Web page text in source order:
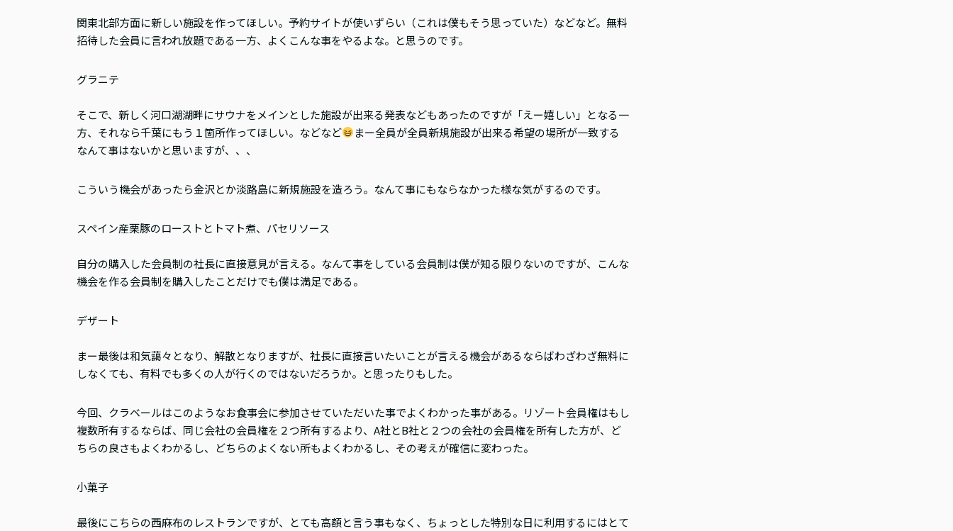
関東北部方面に新しい施設を作ってほしい。予約サイトが使いずらい（これは僕もそう思っていた）などなど。無料
招待した会員に言われ放題である一方、よくこんな事をやるよな。と思うのです。
グラニテ
そこで、新しく河口湖湖畔にサウナをメインとした施設が出来る発表などもあったのですが「えー嬉しい」となる一
方、それなら千葉にもう１箇所作ってほしい。などなど
まー全員が全員新規施設が出来る希望の場所が一致する
なんて事はないかと思いますが、、、
こういう機会があったら金沢とか淡路島に新規施設を造ろう。なんて事にもならなかった様な気がするのです。
スペイン産栗豚のローストとトマト煮、パセリソース
自分の購入した会員制の社長に直接意見が言える。なんて事をしている会員制は僕が知る限りないのですが、こんな
機会を作る会員制を購入したことだけでも僕は満足である。
デザート
まー最後は和気藹々となり、解散となりますが、社長に直接言いたいことが言える機会があるならばわざわざ無料に
しなくても、有料でも多くの人が行くのではないだろうか。と思ったりもした。
今回、クラベールはこのようなお食事会に参加させていただいた事でよくわかった事がある。リゾート会員権はもし
複数所有するならば、同じ会社の会員権を２つ所有するより、A社とB社と２つの会社の会員権を所有した方が、ど
ちらの良さもよくわかるし、どちらのよくない所もよくわかるし、その考えが確信に変わった。
小菓子
最後にこちらの西麻布のレストランですが、とても高額と言う事もなく、ちょっとした特別な日に利用するにはとて